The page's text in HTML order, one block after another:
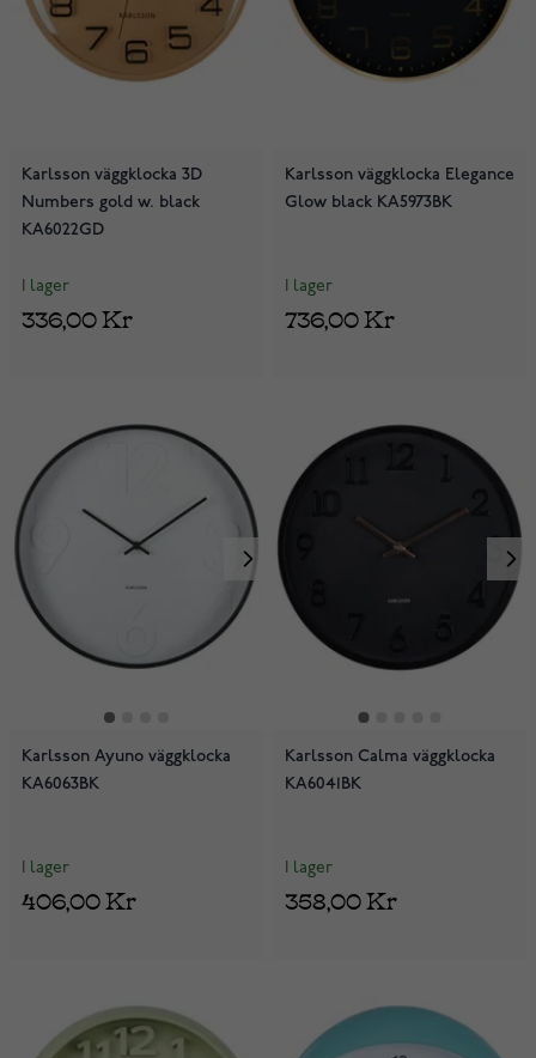
Karlsson väggklocka 3D
Numbers gold w. black
KA6022GD
I lager
336,00 Kr
Karlsson väggklocka Elegance
Glow black KA5973BK
I lager
736,00 Kr
Karlsson Ayuno väggklocka
KA6063BK
I lager
406,00 Kr
Karlsson Calma väggklocka
KA6041BK
I lager
358,00 Kr